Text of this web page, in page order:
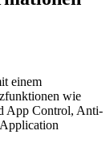
einem
wie
App Control, Anti-